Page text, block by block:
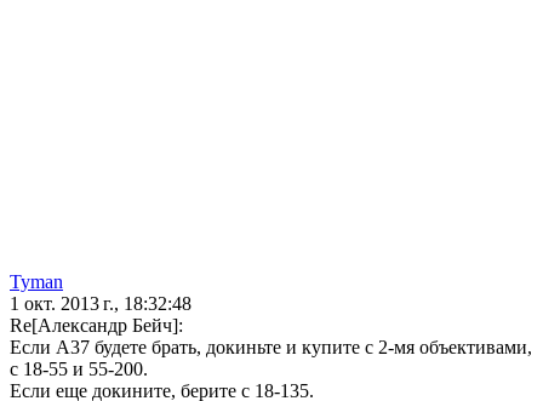
Tyman
1 окт. 2013 г., 18:32:48
Re[Александр Бейч]:
Если А37 будете брать, докиньте и купите с 2-мя объективами,
с 18-55 и 55-200.
Если еще докините, берите с 18-135.